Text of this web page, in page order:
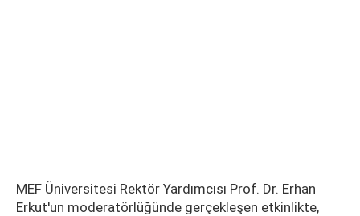
MEF Üniversitesi Rektör Yardımcısı Prof. Dr. Erhan
Erkut'un moderatörlüğünde gerçekleşen etkinlikte,